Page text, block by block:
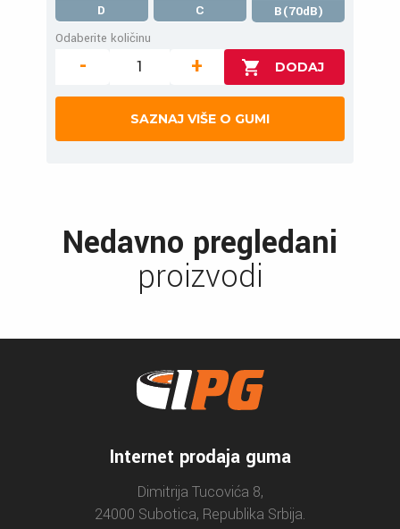
D C
B(70dB)
Odaberite količinu
- +
SAZNAJ VIŠE O GUMI
Nedavno pregledani
proizvodi
Internet prodaja guma
Dimitrija Tucovića 8,
24000 Subotica, Republika Srbija.